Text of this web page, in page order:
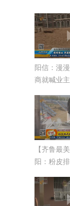
阳信：漫
商就喊业
【齐鲁最
阳：粉皮